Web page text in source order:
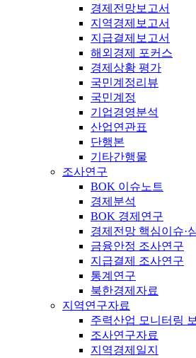
경제전망보고서
지역경제보고서
지급결제보고서
해외경제 포커스
경제상황 평가
국민계정리뷰
국민계정
기업경영분석
산업연관표
단행본
기타간행물
조사연구
BOK 이슈노트
경제분석
BOK 경제연구
경제전망 핵심이슈·
금융안정 조사연구
지급결제 조사연구
통계연구
북한경제자료
지역연구자료
주력산업 모니터링
조사연구자료
지역경제일지